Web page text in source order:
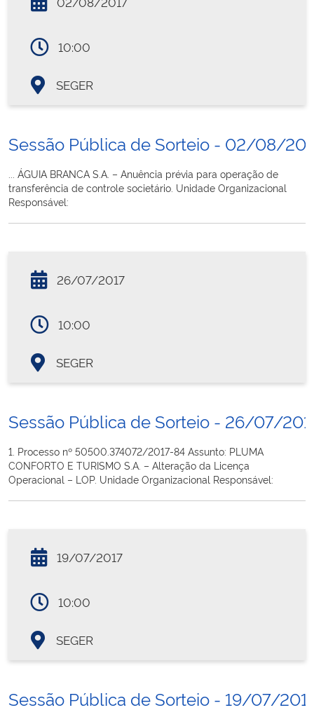
10:00
SEGER
Sessão Pública de Sorteio - 02/08/
... ÁGUIA BRANCA S.A. – Anuência prévia para operação de
transferência de controle societário. Unidade Organizacional
Responsável:
26/07/2017
10:00
SEGER
Sessão Pública de Sorteio - 26/07/
1. Processo nº 50500.374072/2017-84 Assunto: PLUMA
CONFORTO E TURISMO S.A. – Alteração da Licença
Operacional – LOP. Unidade Organizacional Responsável:
19/07/2017
10:00
SEGER
Sessão Pública de Sorteio - 19/07/